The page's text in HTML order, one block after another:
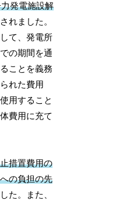
発電施設解
されました。
て、発電所
の期間を通
ことを義務
れた費用
用すること
費用に充て
措置費用の
の負担の先
た。また、